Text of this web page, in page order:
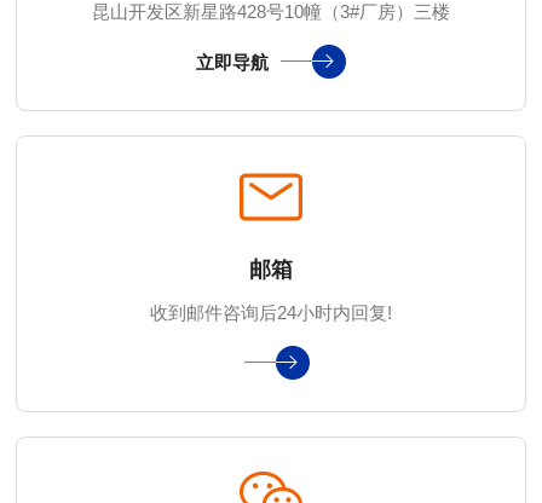
昆山开发区新星路428号10幢（3#厂房）三楼
立即导航
邮箱
收到邮件咨询后24小时内回复!